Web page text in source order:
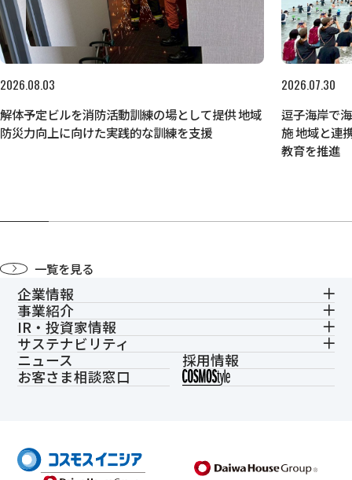
2026.08.03
解体予定ビルを消防活動訓練の場として提供 地域
防災力向上に向けた実践的な訓練を支援
2026.07.30
逗子海岸で
施 地域と連
教育を推進
一覧を見る
企業情報
事業紹介
IR・投資家情報
サステナビリティ
ニュース
採用情報
お客さま相談窓口